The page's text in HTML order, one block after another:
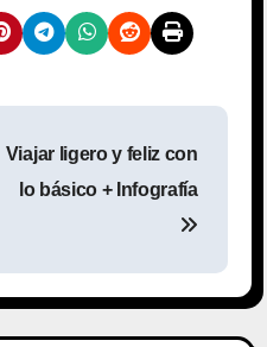
Viajar ligero y feliz con
lo básico + Infografía